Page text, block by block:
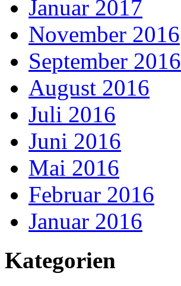
Januar 2017
November 2016
September 2016
August 2016
Juli 2016
Juni 2016
Mai 2016
Februar 2016
Januar 2016
Kategorien